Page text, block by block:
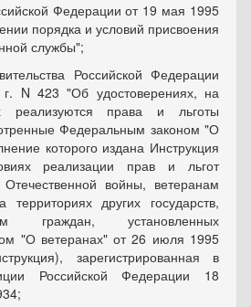
Федерации от 19 мая 1995
порядка и условий присвоения
службы";
Российской Федерации
N 423 "Об удостоверениях, на
реализуются права и льготы
Федеральным законом "О
которого издана Инструкция
реализации прав и льгот
войны, ветеранам
других государств,
граждан, установленных
"О ветеранах" от 26 июля 1995
зарегистрированная в
Российской Федерации 18